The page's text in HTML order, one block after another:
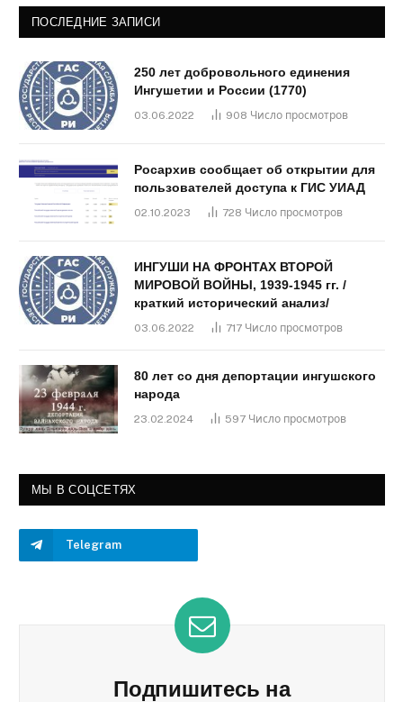
ПОСЛЕДНИЕ ЗАПИСИ
250 лет добровольного единения
Ингушетии и России (1770)
03.06.2022 908 Число просмотров
Росархив сообщает об открытии для
пользователей доступа к ГИС УИАД
02.10.2023 728 Число просмотров
ИНГУШИ НА ФРОНТАХ ВТОРОЙ
МИРОВОЙ ВОЙНЫ, 1939-1945 гг. /
краткий исторический анализ/
03.06.2022 717 Число просмотров
80 лет со дня депортации ингушского
народа
23.02.2024 597 Число просмотров
МЫ В СОЦСЕТЯХ
Telegram
Подпишитесь на